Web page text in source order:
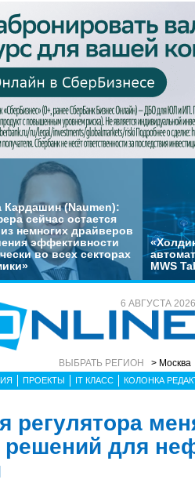
Кардашин (Naumen):
сейчас остается
немногих драйверов
эффективности
во всех секторах
MWS
6 АВГУСТА 2026
ВЫБРАТЬ РЕГИОН > Москва
ПРОЕКТЫ IT КЛАСС КОЛОНКА
регулятора
для